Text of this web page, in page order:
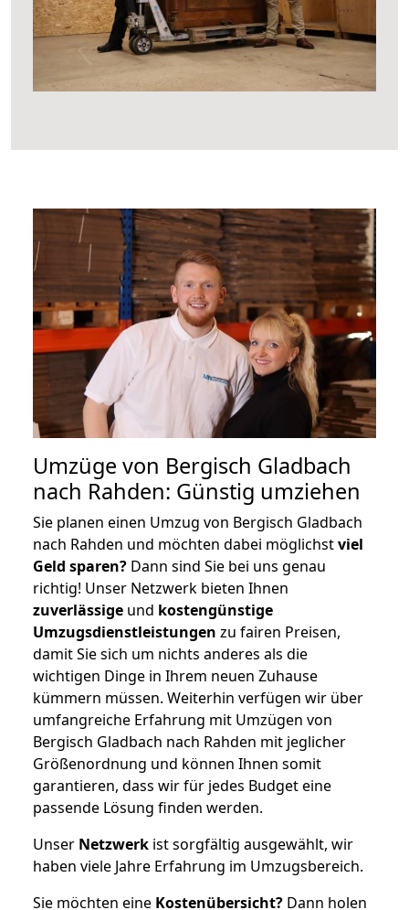
Umzüge von Bergisch Gladbach
nach Rahden: Günstig umziehen
Sie planen einen Umzug von Bergisch Gladbach
nach Rahden und möchten dabei möglichstviel
Geld sparen? Dann sind Sie bei uns genau
richtig! Unser Netzwerk bieten Ihnen
zuverlässige und kostengünstige
Umzugsdienstleistungen zu fairen Preisen,
damit Sie sich um nichts anderes als die
wichtigen Dinge in Ihrem neuen Zuhause
kümmern müssen. Weiterhin verfügen wir über
umfangreiche Erfahrung mit Umzügen von
Bergisch Gladbach nach Rahden mit jeglicher
Größenordnung und können Ihnen somit
garantieren, dass wir für jedes Budget eine
passende Lösung finden werden.
Unser Netzwerk ist sorgfältig ausgewählt, wir
haben viele Jahre Erfahrung im Umzugsbereich.
Sie möchten eine Kostenübersicht? Dann holen